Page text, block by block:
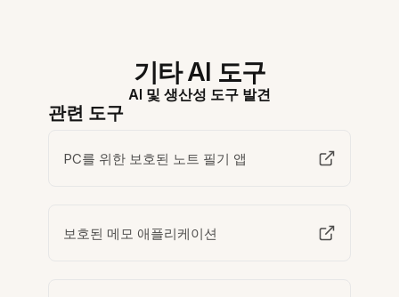
기타 AI 도구
AI 및 생산성 도구 발견
관련 도구
PC를 위한 보호된 노트 필기 앱
보호된 메모 애플리케이션